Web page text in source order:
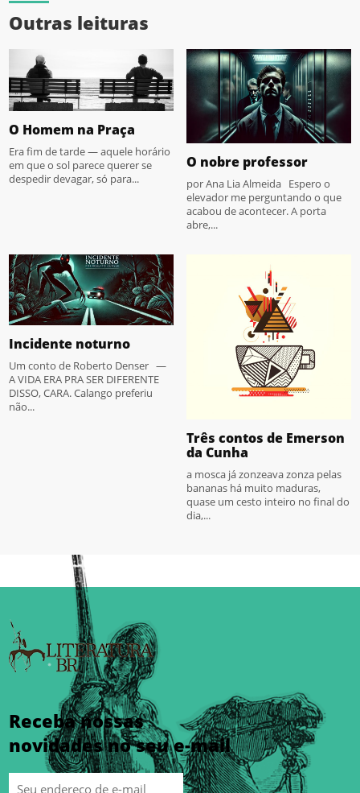
Outras leituras
O Homem na Praça
Era fim de tarde — aquele horário
em que o sol parece querer se
despedir devagar, só para...
O nobre professor
por Ana Lia Almeida Espero o
elevador me perguntando o que
acabou de acontecer. A porta
abre,...
Incidente noturno
Um conto de Roberto Denser —
A VIDA ERA PRA SER DIFERENTE
DISSO, CARA. Calango preferiu
não...
Três contos de Emerson
da Cunha
a mosca já zonzeava zonza pelas
bananas há muito maduras,
quase um cesto inteiro no final do
dia,...
Receba nossas
novidades no seu e-mail